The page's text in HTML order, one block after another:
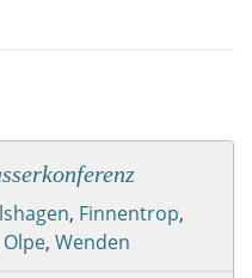
, Finnentrop,
Olpe, Wenden